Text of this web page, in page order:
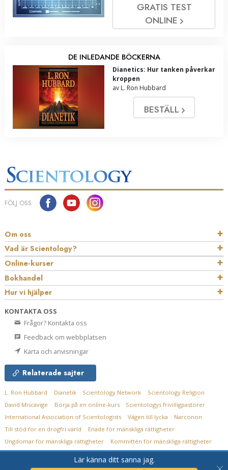
Lär känna ditt sanna jag.
GRATIS TEST
ONLINE
DE INLEDANDE BÖCKERNA
Dianetics: Hur tanken påverkar
kroppen
av L. Ron Hubbard
BESTÄLL
FÖLJ OSS
Om oss
Vad är Scientology?
Online-kurser
Bokhandel
Hur vi hjälper
KONTAKTA OSS
Frågor? Kontakta oss
Feedback om webbplatsen
Karta och anvisningar
Relaterade sajter
L. Ron Hubbard Dianetik Scientology Network
Scientology Religion
David Miscavige
Börja på en online-kurs
Scientologys frivilligpastorer
International Association of Scientologists
Vägen till lycka
Narconon
Till stöd för en drogfri värld
Enade för mänskliga rättigheter
Ungdomar för mänskliga rättigheter
Kommittén för mänskliga rättigheter
Church of Scientology Flag Service Organization.
förbehållna.Integritetsmeddelande•Cookie-policy•Användarvillkor• Juridiskt